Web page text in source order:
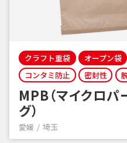
クラフト重袋 オープン袋
コンタミ防止
密封性
MPB（マイクロパ
グ）
愛媛 埼玉